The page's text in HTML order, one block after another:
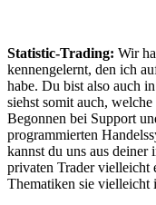
Statistic-Trading: Wir
kennengelernt, den ich
habe. Du bist also auch
siehst somit auch,
Begonnen bei Support
programmierten
kannst du uns aus
privaten Trader vielleicht
Thematiken sie vielleicht